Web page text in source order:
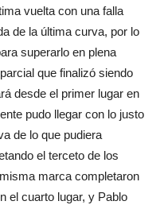
vuelta con una falla
de la última curva, por lo
superarlo en plena
que finalizó siendo
desde el primer lugar en
pudo llegar con lo justo
de lo que pudiera
el terceto de los
marca completaron
el cuarto lugar, y Pablo